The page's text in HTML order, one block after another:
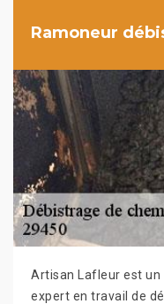
Ramoneur
Artisan Lafleur est
expert en travail de